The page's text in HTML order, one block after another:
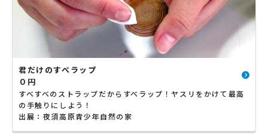
君だけのすべラップ
０円
すべすべのストラップだからすべラップ！ヤスリをかけて最高
の手触りにしよう！
出展：夜須高原青少年自然の家